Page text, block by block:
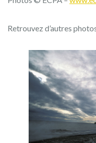
Retrouvez d’autres